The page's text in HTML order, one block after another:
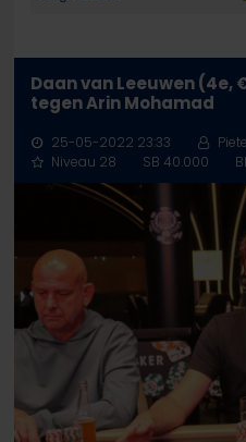
Daan van Leeuwen (4e,
tegen Arin Mohamad
25-05-2022 23:33
Niveau 28
SB 40.000